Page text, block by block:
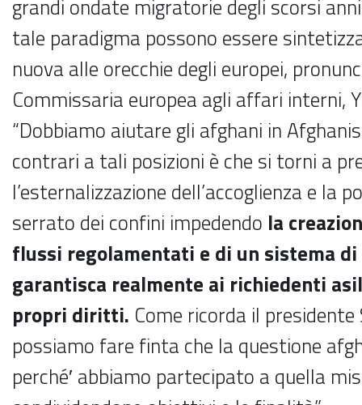
grandi ondate migratorie degli scorsi
tale paradigma possono essere
nuova alle orecchie degli europei,
Commissaria europea agli affari interni,
“Dobbiamo aiutare gli afghani in
contrari a tali posizioni è che si torni a
l’esternalizzazione dell’accoglienza e la
serrato dei confini impedendo la
flussi regolamentati e di un sistema di
garantisca realmente ai richiedenti
propri diritti. Come ricorda il
possiamo fare finta che la questione
perché′ abbiamo partecipato a quella